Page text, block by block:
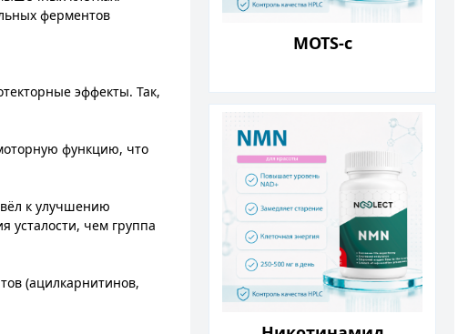
ферментов​
эффекты. Так,
функцию, что
к улучшению
чем группа
(ацилкарнитинов,
MOTS-c